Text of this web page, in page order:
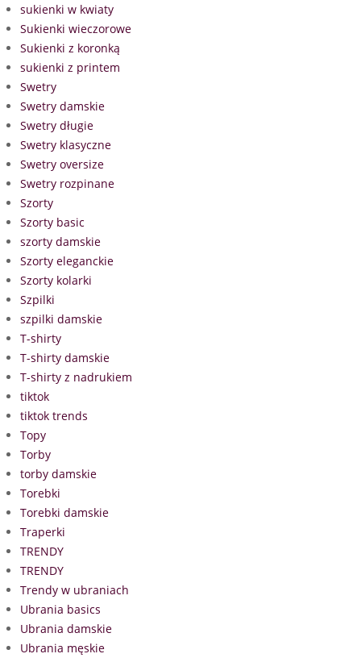
sukienki w kwiaty
Sukienki wieczorowe
Sukienki z koronką
sukienki z printem
Swetry
Swetry damskie
Swetry długie
Swetry klasyczne
Swetry oversize
Swetry rozpinane
Szorty
Szorty basic
szorty damskie
Szorty eleganckie
Szorty kolarki
Szpilki
szpilki damskie
T-shirty
T-shirty damskie
T-shirty z nadrukiem
tiktok
tiktok trends
Topy
Torby
torby damskie
Torebki
Torebki damskie
Traperki
TRENDY
TRENDY
Trendy w ubraniach
Ubrania basics
Ubrania damskie
Ubrania męskie